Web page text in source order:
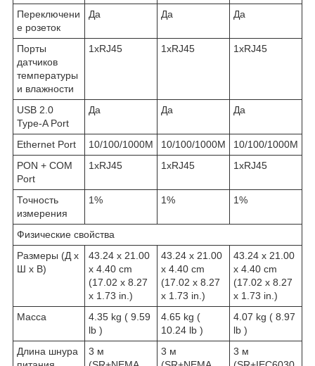
Переключени
е розеток
Да Да Да
Порты
датчиков
температуры
и влажности
1xRJ45 1xRJ45 1xRJ45
USB 2.0
Type-A Port
Да Да Да
Ethernet Port 10/100/1000M 10/100/1000M
10/100/1000M
PON + COM
Port
1xRJ45 1xRJ45 1xRJ45
Точность
измерения
1% 1% 1%
Физические свойства
Размеры (Д х
Ш х В)
43.24 x 21.00
x 4.40 cm
(17.02 x 8.27
x 1.73 in.)
43.24 x 21.00
x 4.40 cm
(17.02 x 8.27
x 1.73 in.)
43.24 x 21.00
x 4.40 cm
(17.02 x 8.27
x 1.73 in.)
Масса
4.35 kg ( 9.59
lb )
4.65 kg (
10.24 lb )
4.07 kg ( 8.97
lb )
Длина шнура
3 м
3 м
3 м